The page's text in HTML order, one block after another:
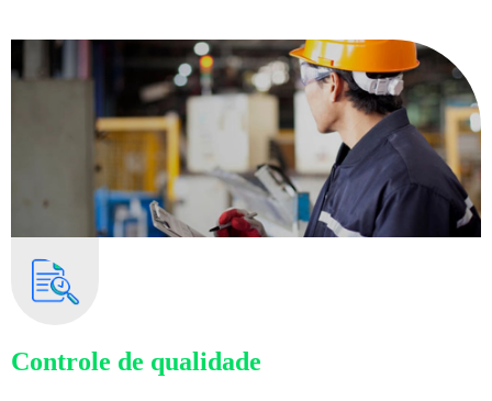
Controle de qualidade